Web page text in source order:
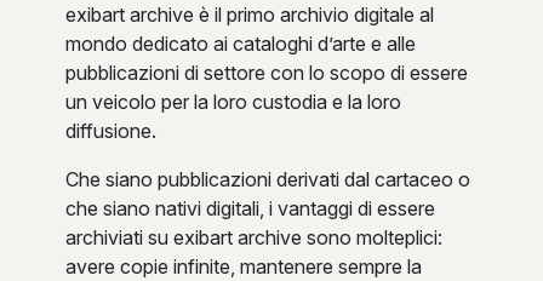
exibart archive è il primo archivio digitale al
mondo dedicato ai cataloghi d’arte e alle
pubblicazioni di settore con lo scopo di essere
un veicolo per la loro custodia e la loro
diffusione.
Che siano pubblicazioni derivati dal cartaceo o
che siano nativi digitali, i vantaggi di essere
archiviati su exibart archive sono molteplici:
avere copie infinite, mantenere sempre la